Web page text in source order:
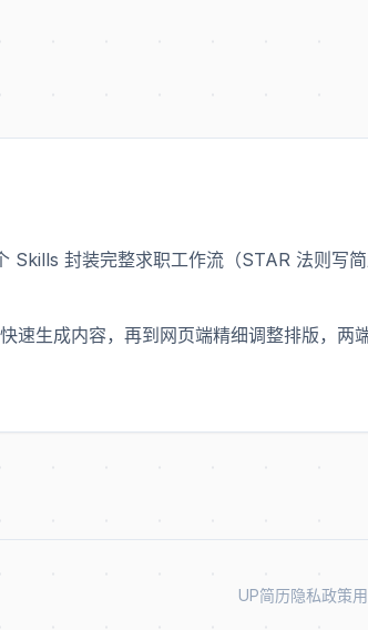
封装完整求职工作流（STAR 法则写简
生成内容，再到网页端精细调整排版，两端
UP简历隐私政策